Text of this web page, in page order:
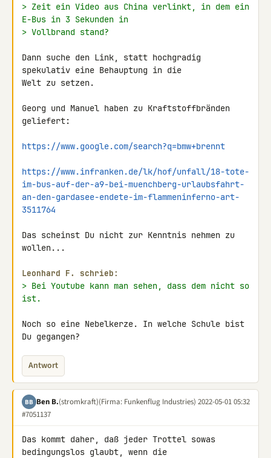
> Zeit ein Video aus China verlinkt, in dem ein
E-Bus in 3 Sekunden in
> Vollbrand stand?
Dann suche den Link, statt hochgradig
spekulativ eine Behauptung in die
Welt zu setzen.
Georg und Manuel haben zu Kraftstoffbränden
geliefert:
https://www.google.com/search?q=bmw+brennt
https://www.infranken.de/lk/hof/unfall/18-tote-
im-bus-auf-der-a9-bei-muenchberg-urlaubsfahrt-
an-den-gardasee-endete-im-flammeninferno-art-
3511764
Das scheinst Du nicht zur Kenntnis nehmen zu
wollen...
Leonhard F. schrieb:
> Bei Youtube kann man sehen, dass dem nicht so
ist.
Noch so eine Nebelkerze. In welche Schule bist
Du gegangen?
Antwort
BB Ben B.(stromkraft)(Firma: Funkenflug Industries) 2022-05-01 05:32
#7051137
Das kommt daher, daß jeder Trottel sowas
bedingungslos glaubt, wenn die